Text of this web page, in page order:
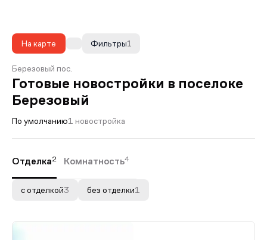
На карте 1
Фильтры
Березовый пос.
Готовые новостройки в поселоке
Березовый
По умолчанию1 новостройка
Отделка2 Комнатность4
с отделкой3 без отделки1